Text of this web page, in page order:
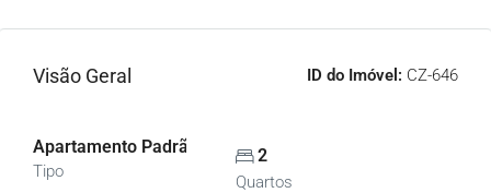
Visão Geral ID do Imóvel: CZ-646
Apartamento Padrão, Apartamentos
Tipo
2
Quartos